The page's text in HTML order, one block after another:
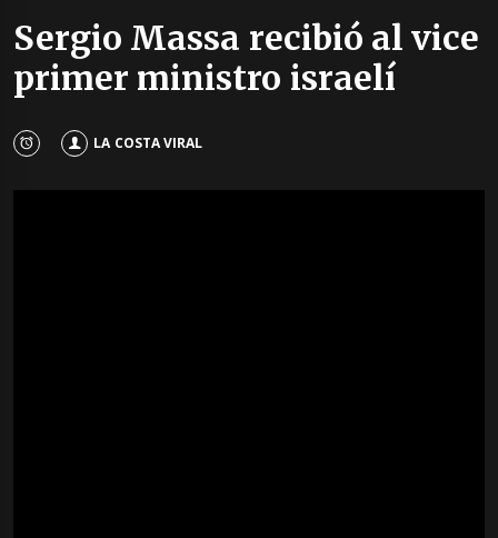
Sergio Massa recibió al vice
primer ministro israelí
LA COSTA VIRAL